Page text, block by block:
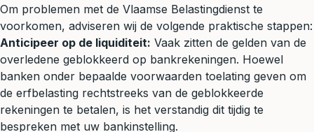
Om problemen met de Vlaamse Belastingdienst te
voorkomen, adviseren wij de volgende praktische stappen:
Anticipeer op de liquiditeit: Vaak zitten de gelden van de
overledene geblokkeerd op bankrekeningen. Hoewel
banken onder bepaalde voorwaarden toelating geven om
de erfbelasting rechtstreeks van de geblokkeerde
rekeningen te betalen, is het verstandig dit tijdig te
bespreken met uw bankinstelling.